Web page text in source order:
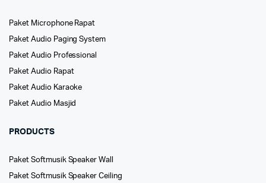
Paket Microphone Rapat
Paket Audio Paging System
Paket Audio Professional
Paket Audio Rapat
Paket Audio Karaoke
Paket Audio Masjid
PRODUCTS
Paket Softmusik Speaker Wall
Paket Softmusik Speaker Ceiling